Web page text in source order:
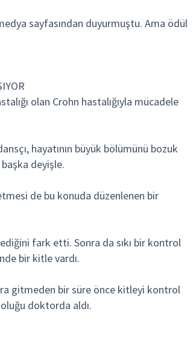
sayfasından duyurmuştu. Ama ödül
olan Crohn hastalığıyla mücadele
hayatının büyük bölümünü bozuk
deyişle.
de bu konuda düzenlenen bir
fark etti. Sonra da sıkı bir kontrol
bir kitle vardı.
gitmeden bir süre önce kitleyi kontrol
doktorda aldı.